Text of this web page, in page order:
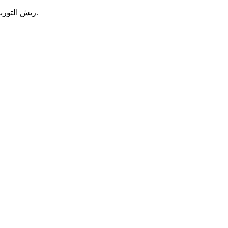
ريش: تجعل الثبات عند درجات الحرارة العالية ومقاومة التعب الحراري فولاذ القوالب مناسبًا لتطبيقات العدد في مجال الطيران والفضاء.